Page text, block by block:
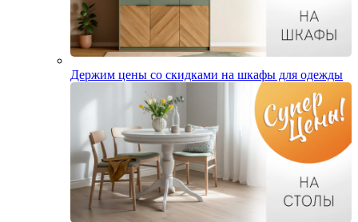
Держим цены со скидками на шкафы для одежды